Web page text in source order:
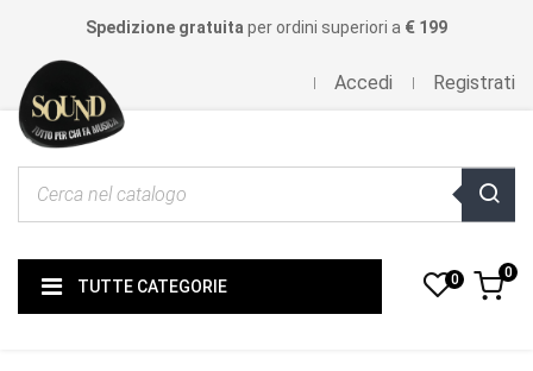
Spedizione gratuita per ordini superiori a € 199
Accedi Registrati
TUTTE CATEGORIE 0 0